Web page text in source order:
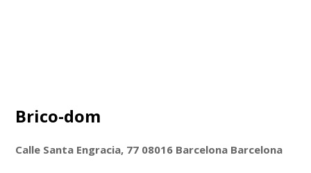
Brico-dom
Calle Santa Engracia, 77 08016 Barcelona Barcelona